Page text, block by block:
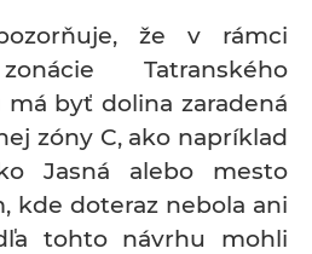
že v rámci
Tatranského
byť dolina zaradená
zóny C, ako napríklad
Jasná alebo mesto
kde doteraz nebola ani
tohto návrhu mohli